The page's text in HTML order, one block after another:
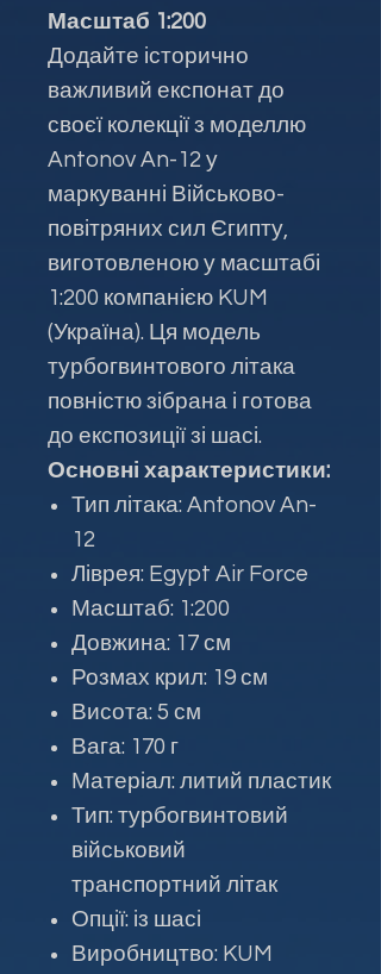
Масштаб 1:200
Додайте історично
важливий експонат до
своєї колекції з моделлю
Antonov An-12 у
маркуванні Військово-
повітряних сил Єгипту,
виготовленою у масштабі
1:200 компанією KUM
(Україна). Ця модель
турбогвинтового літака
повністю зібрана і готова
до експозиції зі шасі.
Основні характеристики:
Тип літака: Antonov An-
12
Ліврея: Egypt Air Force
Масштаб: 1:200
Довжина: 17 см
Розмах крил: 19 см
Висота: 5 см
Вага: 170 г
Матеріал: литий пластик
Тип: турбогвинтовий
військовий
транспортний літак
Опції: із шасі
Виробництво: KUM